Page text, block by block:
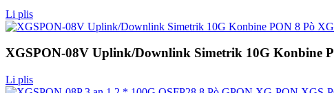
Li plis
XGSPON-08V Uplink/Downlink Simetrik 10G Konbine
Li plis